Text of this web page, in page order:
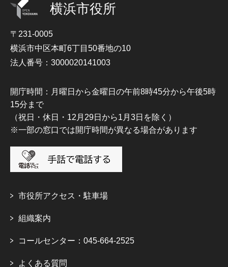
横浜市役所
〒231-0005
横浜市中区本町6丁目50番地の10
法人番号：3000020141003
開庁時間：月曜日から金曜日の午前8時45分から午後5時
15分まで
（祝日・休日・12月29日から1月3日を除く）
※一部の窓口では開庁時間が異なる場合があります
市役所アクセス・駐車場
組織案内
コールセンター：045-664-2525
よくある質問